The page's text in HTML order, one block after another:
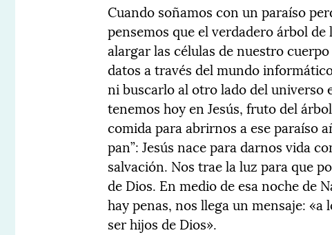
Cuando soñamos con un paraíso
pensemos que el verdadero árbol
alargar las células de nuestro
datos a través del mundo
ni buscarlo al otro lado del universo
tenemos hoy en Jesús, fruto del
comida para abrirnos a ese paraíso
pan”: Jesús nace para darnos vida
salvación. Nos trae la luz para que
de Dios. En medio de esa noche de
hay penas, nos llega un mensaje:
ser hijos de Dios».